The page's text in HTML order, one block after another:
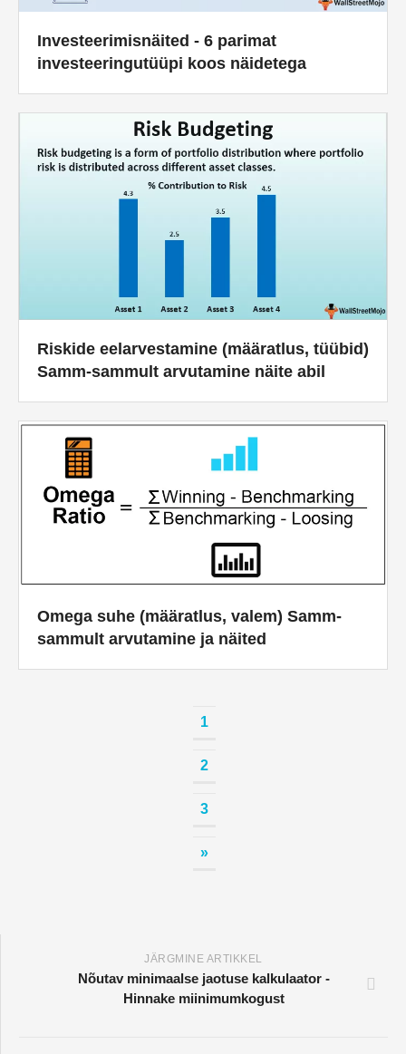
Investeerimisnäited - 6 parimat
investeeringutüüpi koos näidetega
Riskide eelarvestamine (määratlus, tüübid)
Samm-sammult arvutamine näite abil
Omega suhe (määratlus, valem) Samm-
sammult arvutamine ja näited
1
2
3
»
JÄRGMINE ARTIKKEL
Nõutav minimaalse jaotuse kalkulaator -
Hinnake miinimumkogust